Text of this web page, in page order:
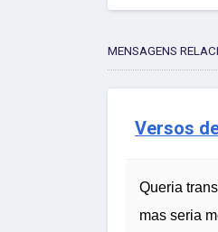
MENSAGENS
Versos
Queria
mas seria